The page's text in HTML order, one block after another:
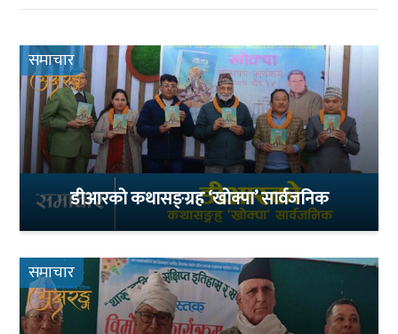
समाचार
डीआरको कथासङ्ग्रह ‘खोक्पा’ सार्वजनिक
समाचार